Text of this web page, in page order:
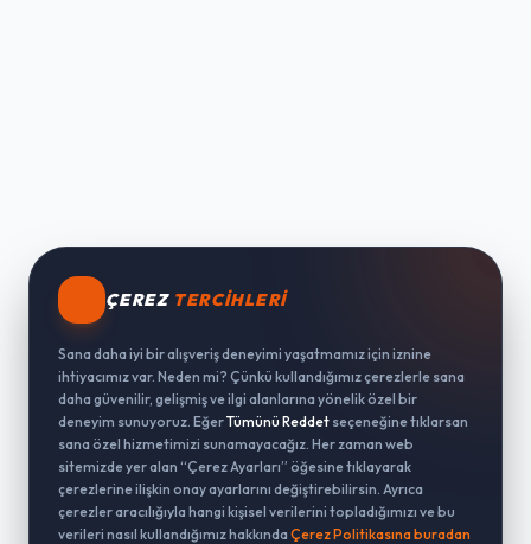
ÇEREZ TERCIHLERI
Sana daha iyi bir alışveriş deneyimi yaşatmamız için iznine
ihtiyacımız var. Neden mi? Çünkü kullandığımız çerezlerle sana
daha güvenilir, gelişmiş ve ilgi alanlarına yönelik özel bir
deneyim sunuyoruz. EğerTümünü Reddet seçeneğine tıklarsan
sana özel hizmetimizi sunamayacağız. Her zaman web
sitemizde yer alan “Çerez Ayarları” öğesine tıklayarak
çerezlerine ilişkin onay ayarlarını değiştirebilirsin. Ayrıca
çerezler aracılığıyla hangi kişisel verilerini topladığımızı ve bu
verileri nasıl kullandığımız hakkında Çerez Politikasına buradan